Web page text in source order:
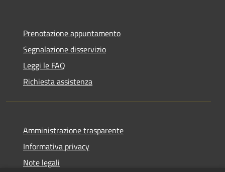
Prenotazione appuntamento
Segnalazione disservizio
Leggi le FAQ
Richiesta assistenza
Amministrazione trasparente
Informativa privacy
Note legali